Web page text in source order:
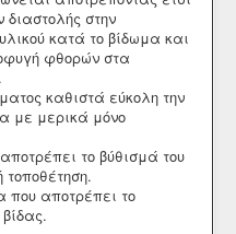
διαστολής στην
κατά το βίδωμα και
φθορών στα
καθιστά εύκολη την
με μερικά μόνο
το βύθισμά του
που αποτρέπει το